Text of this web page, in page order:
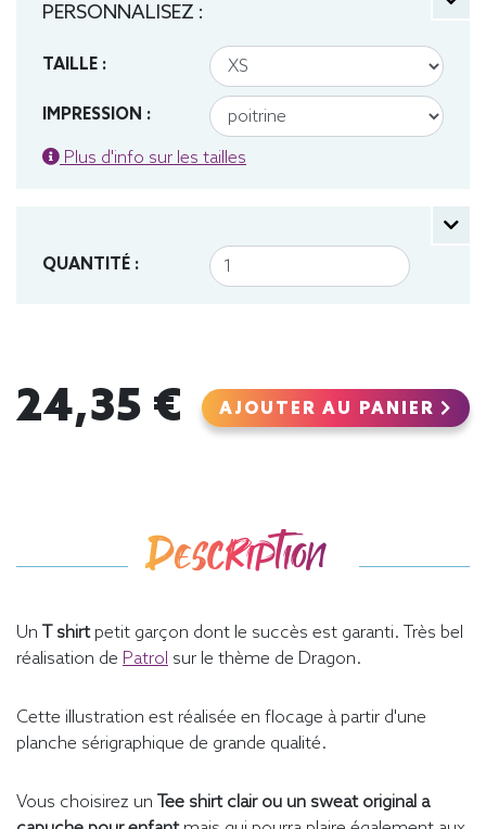
PERSONNALISEZ :
TAILLE :
IMPRESSION :
Plus d'info sur les tailles
QUANTITÉ :
24,35 € AJOUTER AU PANIER
Description
Un T shirtpetit garçon dont le succès est garanti. Très bel
réalisation de Patrol sur le thème de Dragon.
Cette illustration est réalisée en flocage à partir d'une
planche sérigraphique de grande qualité.
Vous choisirez un Tee shirt clair ou un sweat original a